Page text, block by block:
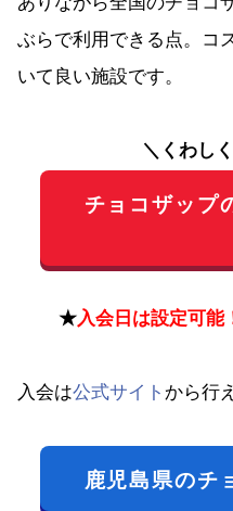
ぶらで利用できる点。コ
いて良い施設です。
＼くわし
チョコザップ
★入会日は設定可能
入会は公式サイト から行
鹿児島県のチ